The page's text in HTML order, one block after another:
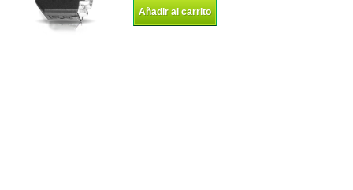
Añadir al carrito